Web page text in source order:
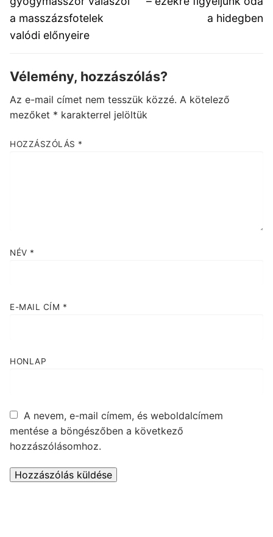
a masszázsfotelek
valódi előnyeire
a hidegben
Vélemény, hozzászólás?
Az e-mail címet nem tesszük közzé. A kötelező
mezőket * karakterrel jelöltük
HOZZÁSZÓLÁS *
NÉV *
E-MAIL CÍM *
HONLAP
A nevem, e-mail címem, és weboldalcímem
mentése a böngészőben a következő
hozzászólásomhoz.